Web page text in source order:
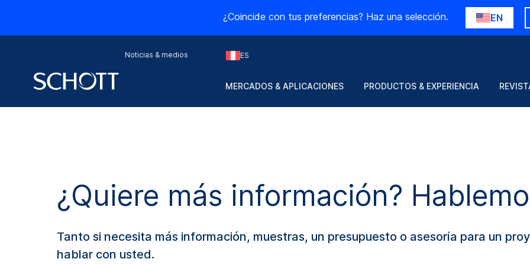
¿Coincide con tus preferencias? Haz una selección. EN
Noticias & medios ES
MERCADOS & APLICACIONES PRODUCTOS & EXPERIENCIA
¿Quiere más información?
Tanto si necesita más información, muestras, un presupuesto o asesoría para un
hablar con usted.